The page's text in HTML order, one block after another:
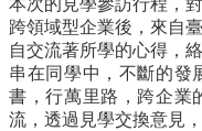
跨領域型企業後，來自
自交流著所學的心得，
串在同學中，不斷的發
書，行萬里路，跨企業
流，透過見學交換意見